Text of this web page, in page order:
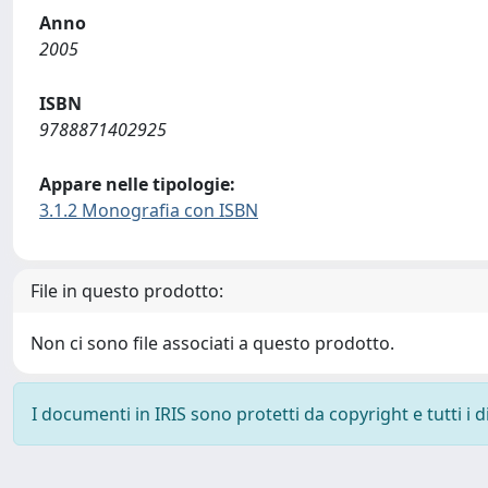
Anno
2005
ISBN
9788871402925
Appare nelle tipologie:
3.1.2 Monografia con ISBN
File in questo prodotto:
Non ci sono file associati a questo prodotto.
I documenti in IRIS sono protetti da copyright e tutti i